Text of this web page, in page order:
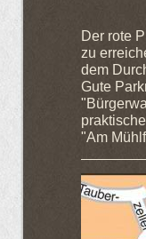
Der rote
zu
dem
Gute
"Am